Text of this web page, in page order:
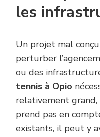
les
Un projet mal
perturber
ou des
tennis à Opio
relativement
prend pas en
existants, il peut y